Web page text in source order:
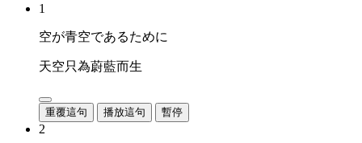
1
空が青空であるために
天空只為蔚藍而生
重覆這句 播放這句 暫停
2